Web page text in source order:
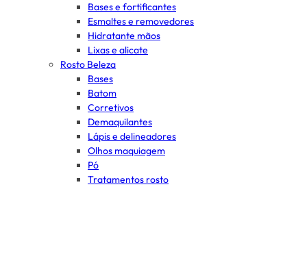
Bases e fortificantes
Esmaltes e removedores
Hidratante mãos
Lixas e alicate
Rosto Beleza
Bases
Batom
Corretivos
Demaquilantes
Lápis e delineadores
Olhos maquiagem
Pó
Tratamentos rosto